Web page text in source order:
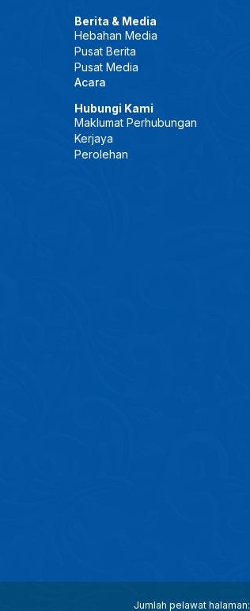
Berita & Media
Hebahan Media
Pusat Berita
Pusat Media
Acara
Hubungi Kami
Maklumat Perhubungan
Kerjaya
Perolehan
Jumlah pelawat halaman: